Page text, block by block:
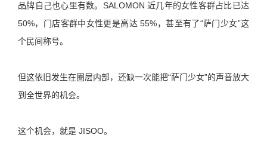
品牌自己也心里有数。SALOMON 近几年的女性客群占比已达
50%，门店客群中女性更是高达 55%，甚至有了“萨门少女”这
个民间称号。
但这依旧发生在圈层内部，还缺一次能把“萨门少女”的声音放大
到全世界的机会。
这个机会，就是 JISOO。